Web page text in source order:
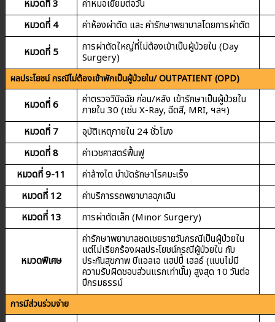
หมวดที่ 3
ค่าหมอเยี่ยมต่อวัน
หมวดที่ 4
ค่าห้องผ่าตัด และ ค่ารักษาพยาบาลโดยการผ่าตัด
หมวดที่ 5
การผ่าตัดใหญ่ที่ไม่ต้องเข้าเป็นผู้ป่วยใน (Day
Surgery)
ผลประโยชน์ กรณีไม่ต้องเข้าพักเป็นผู้ป่วยใน/ OUTPATIENT (OPD)
หมวดที่ 6 ค่าตรวจวินิจฉัย ก่อน/หลัง เข้ารักษาเป็นผู้ป่วยใน
ภายใน 30 (เช่น X-Ray, ฉีดสี, MRI, ฯลฯ)
หมวดที่ 7
อุบัติเหตุภายใน 24 ชั่วโมง
หมวดที่ 8
ค่าเวชศาสตร์ฟื้นฟู
หมวดที่ 9-11
ค่าล้างไต บำบัดรักษาโรคมะเร็ง
หมวดที่ 12
ค่าบริการรถพยาบาลฉุกเฉิน
หมวดที่ 13
การผ่าตัดเล็ก (Minor Surgery)
หมวดพิเศษ
ค่ารักษาพยาบาลชดเชยรายวันกรณีเป็นผู้ป่วยใน
แต่ไม่เรียกร้องผลประโยชน์กรณีผู้ป่วยใน กับ
ประกันสุขภาพ บีแอลเอ แฮปปี้ เฮลธ์ (แบบไม่มี
ความรับผิดชอบส่วนแรกเท่านั้น) สูงสุด 10 วันต่อ
ปีกรมธรรม์
การมีส่วนร่วมจ่าย